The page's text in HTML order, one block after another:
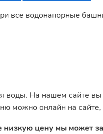
все водонапорные
На нашем сайте
можно онлайн на
цену мы может